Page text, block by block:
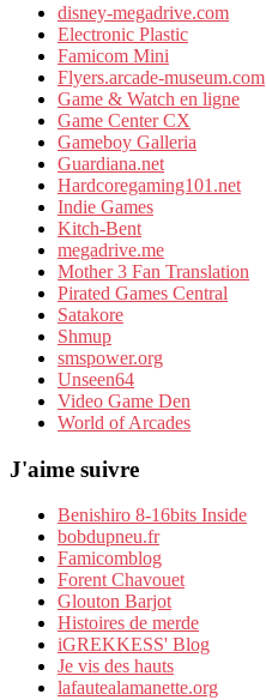
disney-megadrive.com
Electronic Plastic
Famicom Mini
Flyers.arcade-museum.com
Game & Watch en ligne
Game Center CX
Gameboy Galleria
Guardiana.net
Hardcoregaming101.net
Indie Games
Kitch-Bent
megadrive.me
Mother 3 Fan Translation
Pirated Games Central
Satakore
Shmup
smspower.org
Unseen64
Video Game Den
World of Arcades
J'aime suivre
Benishiro 8-16bits Inside
bobdupneu.fr
Famicomblog
Forent Chavouet
Glouton Barjot
Histoires de merde
iGREKKESS' Blog
Je vis des hauts
lafautealamanette.org